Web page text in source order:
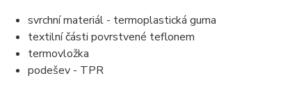
svrchní materiál - termoplastická guma
textilní části povrstvené teflonem
termovložka
podešev - TPR